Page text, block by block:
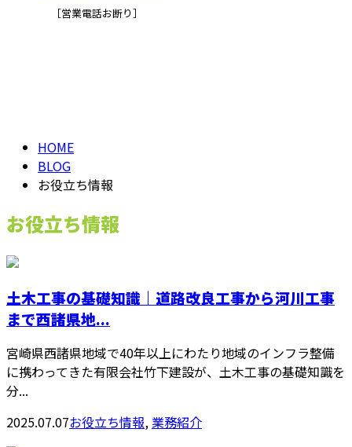
［営業電話お断り］
HOME
BLOG
お役立ち情報
お役立ち情報
土木工事の基礎知識｜道路改良工事から河川工事
まで西諸県地...
宮崎県西諸県地域で40年以上にわたり地域のインフラ整備
に携わってきた有限会社竹下建設が、土木工事の基礎知識を
分...
2025.07.07お役立ち情報,業務紹介